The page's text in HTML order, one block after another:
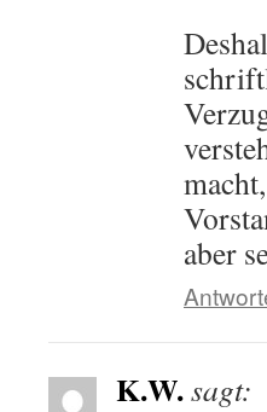
aber
K.W.sagt: